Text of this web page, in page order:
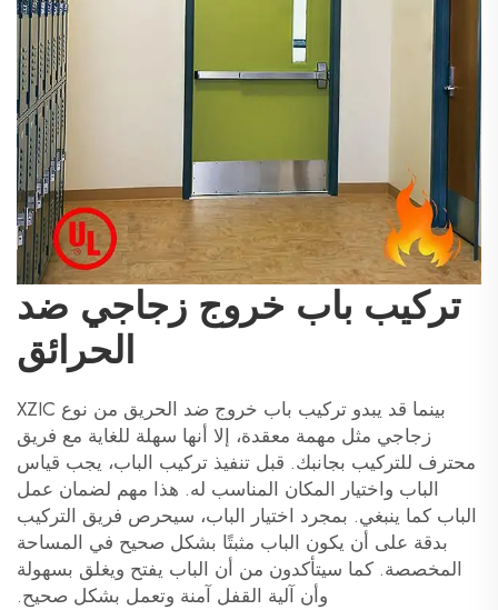
تركيب باب خروج زجاجي ضد
الحرائق
بينما قد يبدو تركيب باب خروج ضد الحريق من نوع XZIC
زجاجي مثل مهمة معقدة، إلا أنها سهلة للغاية مع فريق
محترف للتركيب بجانبك. قبل تنفيذ تركيب الباب، يجب قياس
الباب واختيار المكان المناسب له. هذا مهم لضمان عمل
الباب كما ينبغي. بمجرد اختيار الباب، سيحرص فريق التركيب
بدقة على أن يكون الباب مثبتًا بشكل صحيح في المساحة
المخصصة. كما سيتأكدون من أن الباب يفتح ويغلق بسهولة
وأن آلية القفل آمنة وتعمل بشكل صحيح.